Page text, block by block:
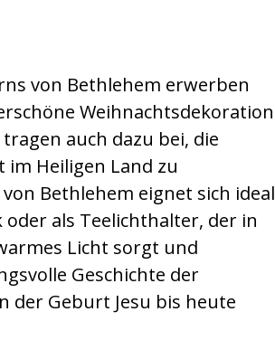
von Bethlehem erwerben
Weihnachtsdekoration
auch dazu bei, die
Heiligen Land zu
Bethlehem eignet sich ideal
oder als Teelichthalter, der in
Licht sorgt und
Geschichte der
der Geburt Jesu bis heute